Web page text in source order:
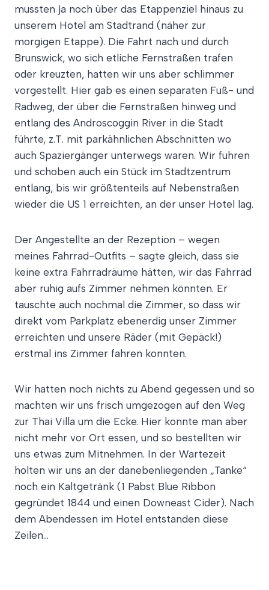
mussten ja noch über das Etappenziel hinaus zu
unserem Hotel am Stadtrand (näher zur
morgigen Etappe). Die Fahrt nach und durch
Brunswick, wo sich etliche Fernstraßen trafen
oder kreuzten, hatten wir uns aber schlimmer
vorgestellt. Hier gab es einen separaten Fuß- und
Radweg, der über die Fernstraßen hinweg und
entlang des Androscoggin River in die Stadt
führte, z.T. mit parkähnlichen Abschnitten wo
auch Spaziergänger unterwegs waren. Wir fuhren
und schoben auch ein Stück im Stadtzentrum
entlang, bis wir größtenteils auf Nebenstraßen
wieder die US 1 erreichten, an der unser Hotel lag.
Der Angestellte an der Rezeption – wegen
meines Fahrrad-Outfits – sagte gleich, dass sie
keine extra Fahrradräume hätten, wir das Fahrrad
aber ruhig aufs Zimmer nehmen könnten. Er
tauschte auch nochmal die Zimmer, so dass wir
direkt vom Parkplatz ebenerdig unser Zimmer
erreichten und unsere Räder (mit Gepäck!)
erstmal ins Zimmer fahren konnten.
Wir hatten noch nichts zu Abend gegessen und so
machten wir uns frisch umgezogen auf den Weg
zur Thai Villa um die Ecke. Hier konnte man aber
nicht mehr vor Ort essen, und so bestellten wir
uns etwas zum Mitnehmen. In der Wartezeit
holten wir uns an der danebenliegenden „Tanke“
noch ein Kaltgetränk (1 Pabst Blue Ribbon
gegründet 1844 und einen Downeast Cider). Nach
dem Abendessen im Hotel entstanden diese
Zeilen…